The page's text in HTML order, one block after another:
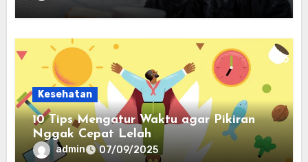
Kesehatan
10 Tips Mengatur Waktu agar Pikiran
Nggak Cepat Lelah
admin 07/09/2025